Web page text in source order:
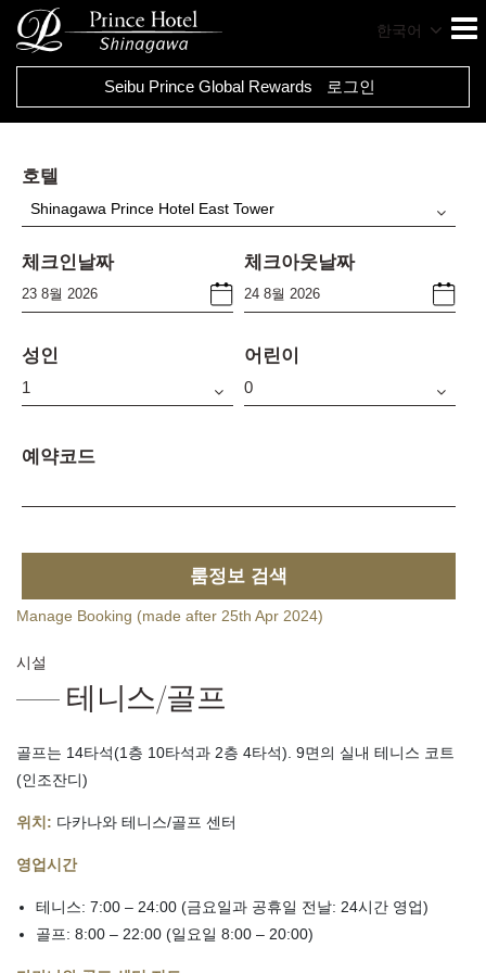
한국어
Seibu Prince Global Rewards 로그인
호텔
Shinagawa Prince Hotel East Tower
체크인날짜 체크아웃날짜
성인 어린이
예약코드
룸정보 검색
Manage Booking (made after 25th Apr 2024)
시설
테니스/골프
골프는 14타석(1층 10타석과 2층 4타석). 9면의 실내 테니스 코트
(인조잔디)
위치: 다카나와 테니스/골프 센터
영업시간
테니스: 7:00 – 24:00 (금요일과 공휴일 전날: 24시간 영업)
골프: 8:00 – 22:00 (일요일 8:00 – 20:00)